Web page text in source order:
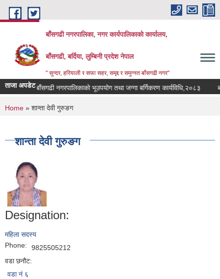
Skip to main content
बाँसगढी नगरपालिका, नगर कार्यपालिकाकाे कार्यालय,
बाँसगढी, बर्दिया, लुम्बिनी प्रदेश नेपाल
" सुन्दर, हरियाली र सफा सहर, समृद्द र समुन्नत बाँसगढी नगर"
ताजा अपडेटबाँसगढी नगरपालिकाको भूउपयोग तथा जग्गा बर्गिकरण कार्यविधि,२०८३
You are here
Home » शान्ता देवी गुरुङग
शान्ता देवी गुरुङग
Designation:
महिला सदस्य
Phone:
9825505212
वडा छनौट:
वडा नं ६